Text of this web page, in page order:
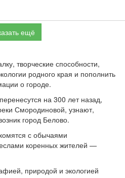
ещё
творческие способности,
родного края и пополнить
о городе.
на 300 лет назад,
Смородиновой, узнают,
город Белово.
с обычаями
коренных жителей —
природой и экологией